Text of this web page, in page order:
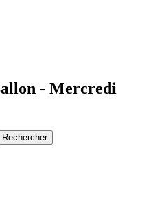
- Mercredi
Rechercher